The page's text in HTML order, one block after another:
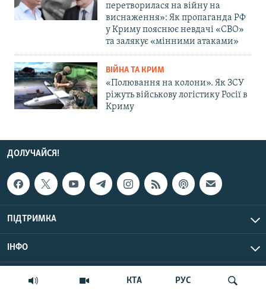
КТА РУС
перетворилася на війну на
виснаження»: Як пропаганда РФ
у Криму пояснює невдачі «СВО»
та залякує «мінними атаками»
ВІЙНА ТА КРИМ
«Полювання на колони». Як ЗСУ
ріжуть військову логістику Росії в
Криму
ДОЛУЧАЙСЯ!
ПІДТРИМКА
ІНФО
© Крим.Реалії, 2026 | Усі права застережено.